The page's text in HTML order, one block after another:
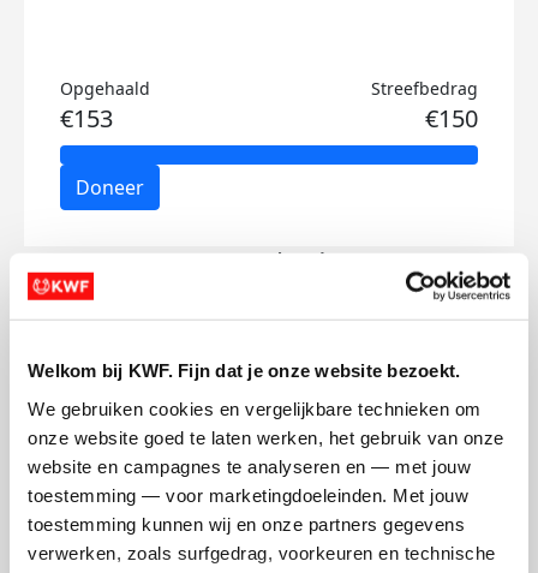
Welkom bij KWF. Fijn dat je onze website bezoekt.
We gebruiken cookies en vergelijkbare technieken om
onze website goed te laten werken, het gebruik van onze
website en campagnes te analyseren en — met jouw
toestemming — voor marketingdoeleinden. Met jouw
toestemming kunnen wij en onze partners gegevens
verwerken, zoals surfgedrag, voorkeuren en technische
Opgehaald
€153
Streefbedrag
€150
Doneer
Sanne's badges